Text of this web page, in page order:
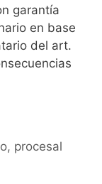
garantía
en base
del art.
, procesal